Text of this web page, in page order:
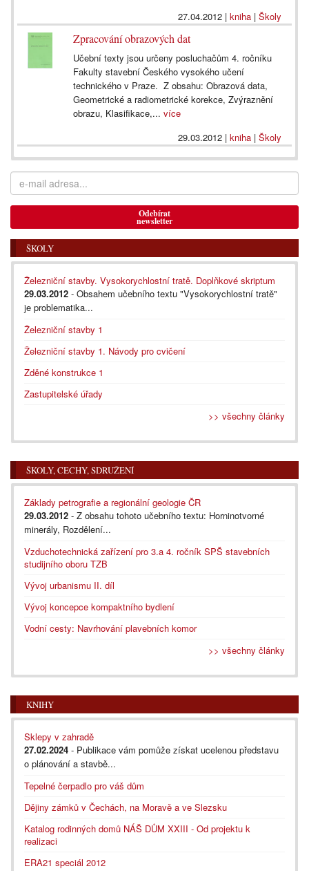
27.04.2012| kniha| Školy
Zpracování obrazových dat
Učební texty jsou určeny posluchačům 4. ročníku
Fakulty stavební Českého vysokého učení
technického v Praze. Z obsahu: Obrazová data,
Geometrické a radiometrické korekce, Zvýraznění
obrazu, Klasifikace,...více
29.03.2012| kniha| Školy
Odebírat
newsletter
ŠKOLY
Železniční stavby. Vysokorychlostní tratě. Doplňkové skriptum
29.03.2012 - Obsahem učebního textu "Vysokorychlostní tratě"
je problematika...
Železniční stavby 1
Železniční stavby 1. Návody pro cvičení
Zděné konstrukce 1
Zastupitelské úřady
>> všechny články
ŠKOLY, CECHY, SDRUŽENÍ
Základy petrografie a regionální geologie ČR
29.03.2012 - Z obsahu tohoto učebního textu: Horninotvorné
minerály, Rozdělení...
Vzduchotechnická zařízení pro 3.a 4. ročník SPŠ stavebních
studijního oboru TZB
Vývoj urbanismu II. díl
Vývoj koncepce kompaktního bydlení
Vodní cesty: Navrhování plavebních komor
>> všechny články
KNIHY
Sklepy v zahradě
27.02.2024 - Publikace vám pomůže získat ucelenou představu
o plánování a stavbě...
Tepelné čerpadlo pro váš dům
Dějiny zámků v Čechách, na Moravě a ve Slezsku
Katalog rodinných domů NÁŠ DŮM XXIII - Od projektu k
realizaci
ERA21 speciál 2012